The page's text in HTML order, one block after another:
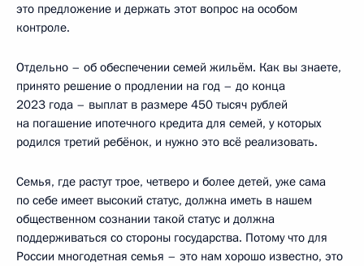
это предложение и держать этот вопрос на особом
контроле.
Отдельно – об обеспечении семей жильём. Как вы знаете,
принято решение о продлении на год – до конца
2023 года – выплат в размере 450 тысяч рублей
на погашение ипотечного кредита для семей, у которых
родился третий ребёнок, и нужно это всё реализовать.
Семья, где растут трое, четверо и более детей, уже сама
по себе имеет высокий статус, должна иметь в нашем
общественном сознании такой статус и должна
поддерживаться со стороны государства. Потому что для
России многодетная семья – это нам хорошо известно, это